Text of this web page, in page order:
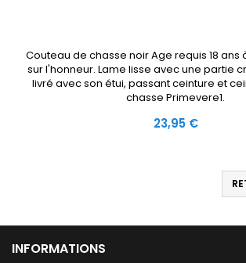
Couteau de chasse noir Age requis 18 ans
sur l'honneur. Lame lisse avec une partie
livré avec son étui, passant ceinture et
chasse Primevere1.
Prix
23,95 €
INFORMATIONS